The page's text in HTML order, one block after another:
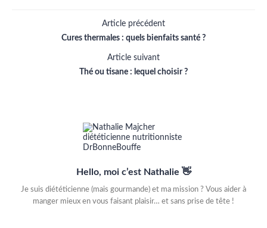
Article précédent
Cures thermales : quels bienfaits santé ?
Article suivant
Thé ou tisane : lequel choisir ?
Hello, moi c’est Nathalie 👋
Je suis diététicienne (mais gourmande) et ma mission ? Vous aider à
manger mieux en vous faisant plaisir… et sans prise de tête !